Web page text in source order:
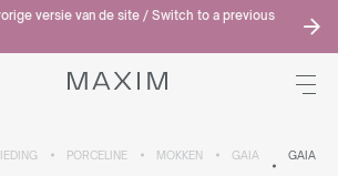
versie van de site / Switch to a previous
PORCELINE MOKKEN GAIA
GAIA